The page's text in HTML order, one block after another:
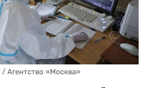
Агентство «Москва»